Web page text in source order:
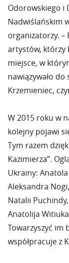
Odorowskiego i
Nadwiślańskim
organizatorzy.
artystów, którzy
miejsce, w
nawiązywało do
Krzemieniec,
W 2015 roku w
kolejny pojawi
Tym razem
Kazimierza”.
Ukrainy:
Aleksandra
Natalii
Anatolija
Towarzyszyć im
współpracuje z